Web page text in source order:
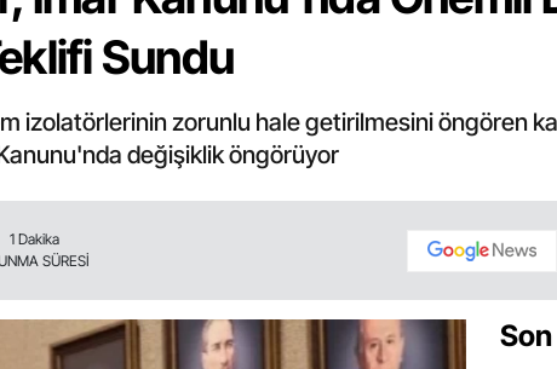
Sundu
izolatörlerinin zorunlu hale getirilmesini öngören
değişiklik öngörüyor
1 Dakika
SÜRESİ